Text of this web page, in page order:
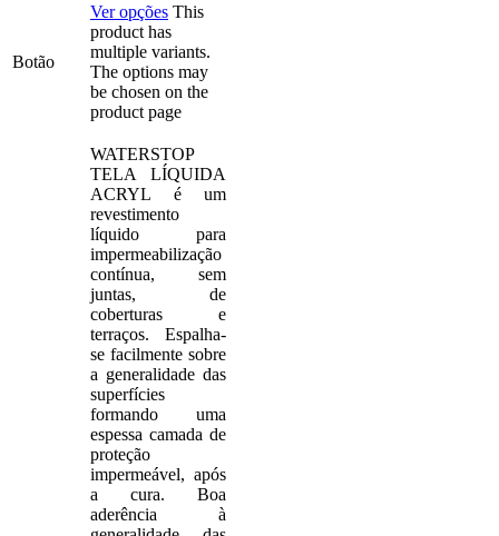
Botão
Ver opções This
product has
multiple variants.
The options may
be chosen on the
product page
WATERSTOP
TELA LÍQUIDA
ACRYL é um
revestimento
líquido para
impermeabilização
contínua, sem
juntas, de
coberturas e
terraços. Espalha-
se facilmente sobre
a generalidade das
superfícies
formando uma
espessa camada de
proteção
impermeável, após
a cura. Boa
aderência à